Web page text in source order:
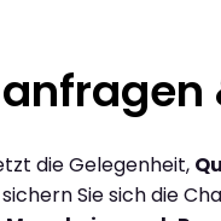
die Gelegenheit,
Sie sich die